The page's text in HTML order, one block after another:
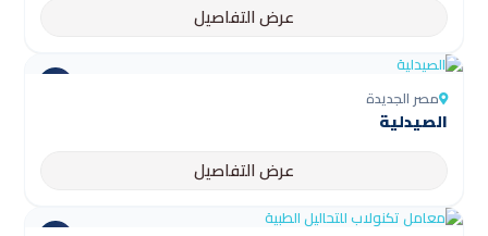
عرض التفاصيل
مصر الجديدة
الصيدلية
عرض التفاصيل